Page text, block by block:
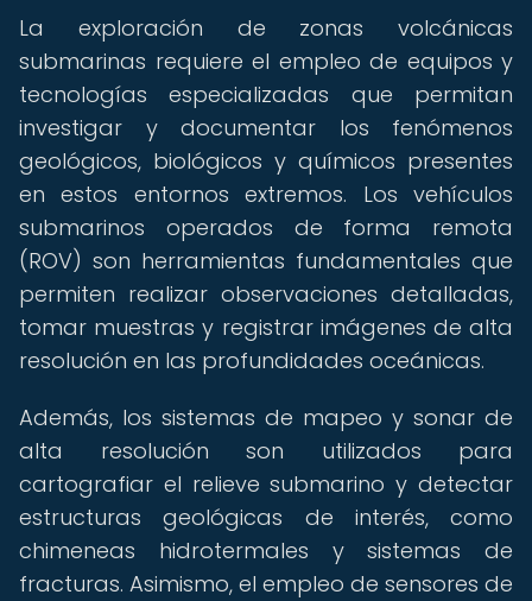
La exploración de zonas volcánicas
submarinas requiere el empleo de equipos y
tecnologías especializadas que permitan
investigar y documentar los fenómenos
geológicos, biológicos y químicos presentes
en estos entornos extremos. Los vehículos
submarinos operados de forma remota
(ROV) son herramientas fundamentales que
permiten realizar observaciones detalladas,
tomar muestras y registrar imágenes de alta
resolución en las profundidades oceánicas.
Además, los sistemas de mapeo y sonar de
alta resolución son utilizados para
cartografiar el relieve submarino y detectar
estructuras geológicas de interés, como
chimeneas hidrotermales y sistemas de
fracturas. Asimismo, el empleo de sensores de